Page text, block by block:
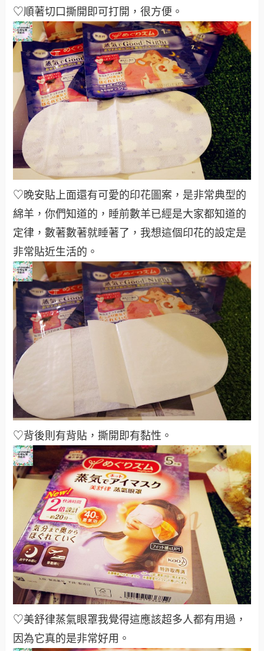
♡順著切口撕開即可打開，很方便。
♡晚安貼上面還有可愛的印花圖案，是非常典型的
綿羊，你們知道的，睡前數羊已經是大家都知道的
定律，數著數著就睡著了，我想這個印花的設定是
非常貼近生活的。
♡背後則有背貼，撕開即有黏性。
♡美舒律蒸氣眼罩我覺得這應該超多人都有用過，
因為它真的是非常好用。